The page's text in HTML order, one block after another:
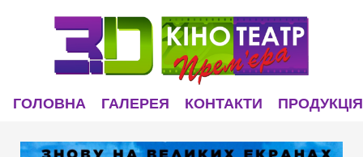
ГОЛОВНА ГАЛЕРЕЯ КОНТАКТИ ПРОДУКЦІЯ